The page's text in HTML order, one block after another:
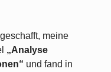
meine
„Analyse
und fand in